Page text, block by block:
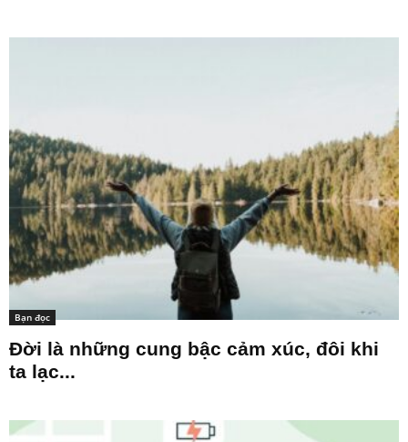
Bạn đọc
Đời là những cung bậc cảm xúc, đôi khi
ta lạc...